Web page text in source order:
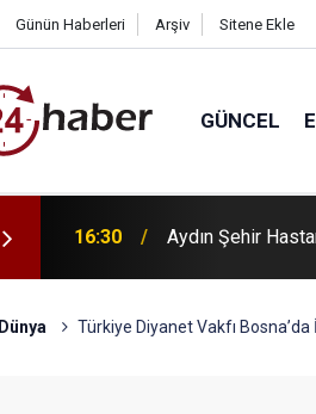
Günün Haberleri Arşiv Sitene Ekle
GÜNCEL
16:30 Aydın Şehir
Dünya Türkiye Diyanet Vakfı Bosna’da